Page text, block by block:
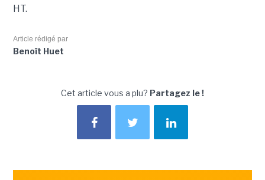
HT.
Article rédigé par
Benoît Huet
Cet article vous a plu? Partagez le !